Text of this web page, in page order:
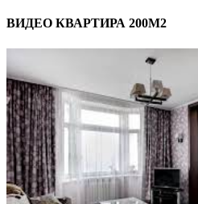
ВИДЕО КВАРТИРА 200М2